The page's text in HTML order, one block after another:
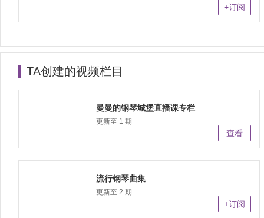
+订阅
TA创建的视频栏目
曼曼的钢琴城堡直播课专栏
更新至 1 期
查看
流行钢琴曲集
更新至 2 期
+订阅